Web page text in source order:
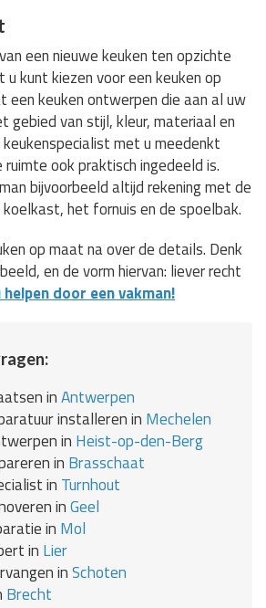
een nieuwe keuken ten opzichte
u kunt kiezen voor een keuken op
een keuken ontwerpen die aan al uw
gebied van stijl, kleur, materiaal en
met u meedenkt
ook praktisch ingedeeld is.
bijvoorbeeld altijd rekening met de
koelkast, het fornuis en de spoelbak.
op maat na over de details. Denk
en de vorm hiervan: liever recht
helpen door een vakman!
inAntwerpen
installeren in Mechelen
in Heist-op-den-Berg
in Brasschaat
in Turnhout
inGeel
in Mol
in Lier
inSchoten
Brecht